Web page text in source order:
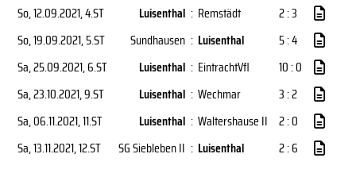
So, 12.09.2021, 4.ST Luisenthal : Remstädt
2 : 3
So, 19.09.2021, 5.ST Sundhausen : Luisenthal
5 : 4
Sa, 25.09.2021, 6.ST Luisenthal : EintrachtVfl
10 : 0
Sa, 23.10.2021, 9.ST Luisenthal : Wechmar
3 : 2
Sa, 06.11.2021, 11.ST Luisenthal : Waltershause II 2 : 0
Sa, 13.11.2021, 12.ST SG Siebleben II : Luisenthal 2 : 6